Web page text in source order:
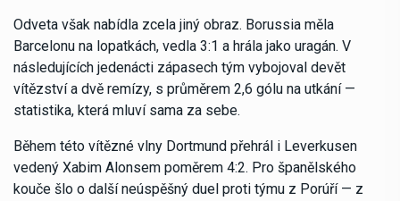
Odveta však nabídla zcela jiný obraz. Borussia měla
Barcelonu na lopatkách, vedla 3:1 a hrála jako uragán. V
následujících jedenácti zápasech tým vybojoval devět
vítězství a dvě remízy, s průměrem 2,6 gólu na utkání —
statistika, která mluví sama za sebe.
Během této vítězné vlny Dortmund přehrál i Leverkusen
vedený Xabim Alonsem poměrem 4:2. Pro španělského
kouče šlo o další neúspěšný duel proti týmu z Porúří — z